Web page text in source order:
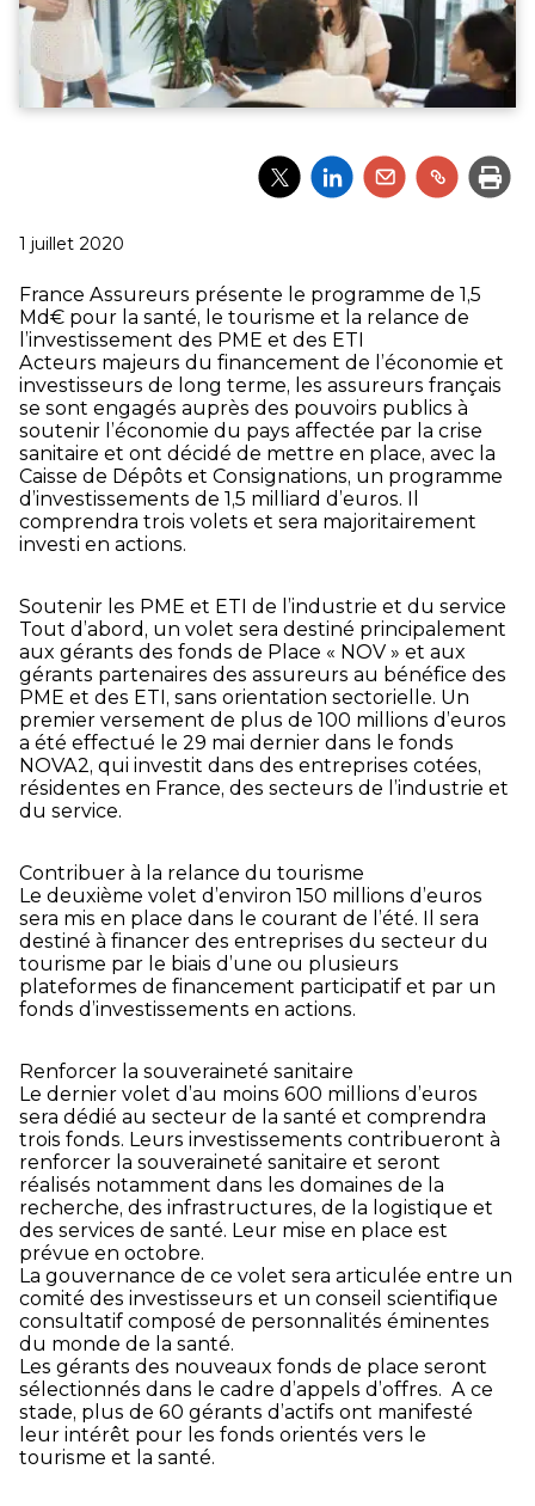
Partager
l'article
Partager
l'article
Partager
l'article
Partager
l'article
Publié
1 juillet 2020
France Assureurs présente le programme de 1,5
Md€ pour la santé, le tourisme et la relance de
l’investissement des PME et des ETI
Acteurs majeurs du financement de l’économie et
investisseurs de long terme, les assureurs français
se sont engagés auprès des pouvoirs publics à
soutenir l’économie du pays affectée par la crise
sanitaire et ont décidé de mettre en place, avec la
Caisse de Dépôts et Consignations, un programme
d’investissements de 1,5 milliard d’euros. Il
comprendra trois volets et sera majoritairement
investi en actions.
Soutenir les PME et ETI de l’industrie et du service
Tout d’abord, un volet sera destiné principalement
aux gérants des fonds de Place « NOV » et aux
gérants partenaires des assureurs au bénéfice des
PME et des ETI, sans orientation sectorielle. Un
premier versement de plus de 100 millions d’euros
a été effectué le 29 mai dernier dans le fonds
NOVA2, qui investit dans des entreprises cotées,
résidentes en France, des secteurs de l’industrie et
du service.
Contribuer à la relance du tourisme
Le deuxième volet d’environ 150 millions d’euros
sera mis en place dans le courant de l’été. Il sera
destiné à financer des entreprises du secteur du
tourisme par le biais d’une ou plusieurs
plateformes de financement participatif et par un
fonds d’investissements en actions.
Renforcer la souveraineté sanitaire
Le dernier volet d’au moins 600 millions d’euros
sera dédié au secteur de la santé et comprendra
trois fonds. Leurs investissements contribueront à
renforcer la souveraineté sanitaire et seront
réalisés notamment dans les domaines de la
recherche, des infrastructures, de la logistique et
des services de santé. Leur mise en place est
prévue en octobre.
La gouvernance de ce volet sera articulée entre un
comité des investisseurs et un conseil scientifique
consultatif composé de personnalités éminentes
du monde de la santé.
Les gérants des nouveaux fonds de place seront
sélectionnés dans le cadre d’appels d’offres. A ce
stade, plus de 60 gérants d’actifs ont manifesté
leur intérêt pour les fonds orientés vers le
tourisme et la santé.